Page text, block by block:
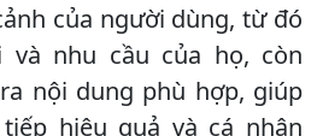
của người dùng, từ đó
và nhu cầu của họ, còn
nội dung phù hợp, giúp
hiệu quả và cá nhân